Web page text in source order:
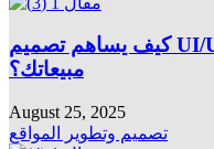
كيف يساهم تصميم UI/UX في جذب عملائك وزيادة
مبيعاتك؟
August 25, 2025
تصميم وتطوير المواقع